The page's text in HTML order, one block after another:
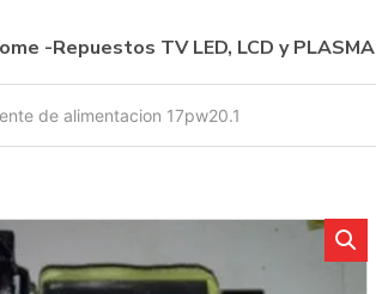
r
y
n
r
c
:
-Repuestos TV LED, LCD y PLASMA
de alimentacion 17pw20.1